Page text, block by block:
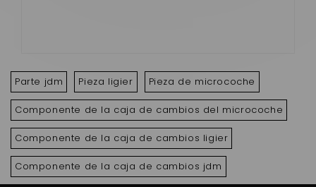
Parte jdm Pieza ligier Pieza de microcoche
Componente de la caja de cambios del microcoche
Componente de la caja de cambios ligier
Componente de la caja de cambios jdm